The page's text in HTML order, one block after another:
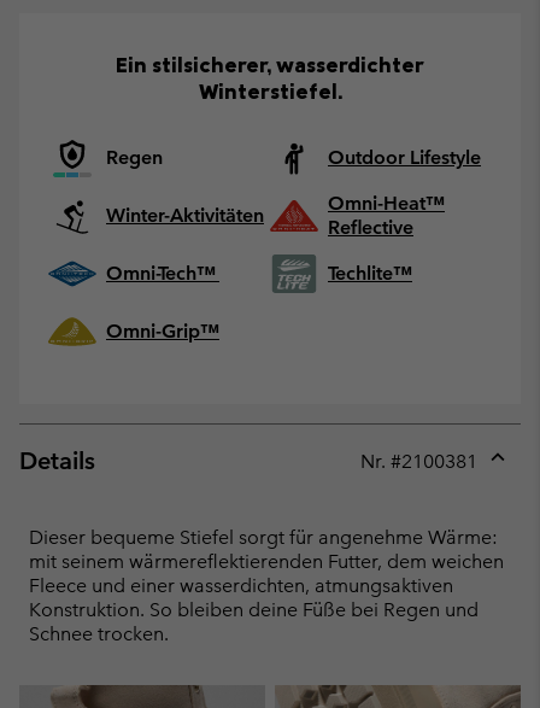
Ein stilsicherer, wasserdichter
Winterstiefel.
Regen Outdoor Lifestyle
Winter-Aktivitäten
Omni-Heat™
Reflective
Omni-Tech™
Techlite™
Omni-Grip™
Details Nr. #2100381
Dieser bequeme Stiefel sorgt für angenehme Wärme:
mit seinem wärmereflektierenden Futter, dem weichen
Fleece und einer wasserdichten, atmungsaktiven
Konstruktion. So bleiben deine Füße bei Regen und
Schnee trocken.